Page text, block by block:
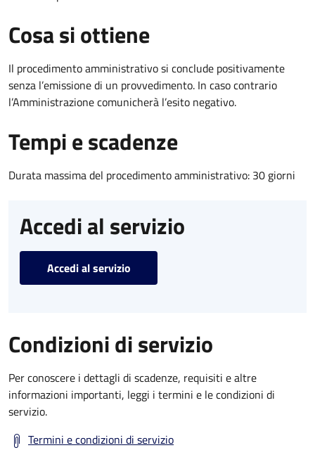
Cosa si ottiene
Il procedimento amministrativo si conclude positivamente
senza l’emissione di un provvedimento. In caso contrario
l’Amministrazione comunicherà l’esito negativo.
Tempi e scadenze
Durata massima del procedimento amministrativo: 30 giorni
Accedi al servizio
Accedi al servizio
Condizioni di servizio
Per conoscere i dettagli di scadenze, requisiti e altre
informazioni importanti, leggi i termini e le condizioni di
servizio.
Termini e condizioni di servizio